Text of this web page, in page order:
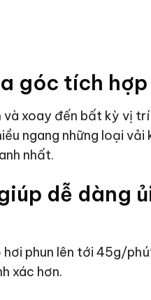
góc tích hợp
xoay đến bất kỳ vị
ngang những loại
nhất.
dễ dàng
phun lên tới 45g/
xác hơn.